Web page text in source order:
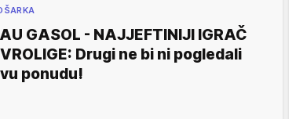
GASOL - NAJJEFTINIJI IGRAČ
Drugi ne bi ni pogledali
ponudu!